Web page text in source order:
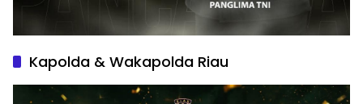
Kapolda & Wakapolda Riau